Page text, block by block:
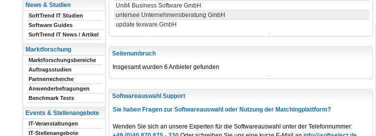
Unit4 Business Software GmbH
untersee Unternehmensberatung GmbH
update texware GmbH
Seitenumbruch
Insgesamt wurden 6 Anbieter gefunden
Softwareauswahl Support
Sie haben Fragen zur Softwareauswahl oder Nutzung der Matchingplattform?
Wenden Sie sich an unsere Experten für die Softwareauswahl unter der Telefonnummer:
News & Studien
SoftTrend IT Studien
Software Guides
SoftTrend IT News / Artikel
Marktforschung
Marktforschungsbereiche
Auftragsstudien
Partnerrecherche
Anwenderbefragungen
Benchmark Tests
Events & Stellenangebote
IT-Veranstaltungen
IT-Stellenangebote